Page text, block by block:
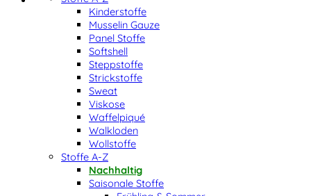
Kinderstoffe
Musselin Gauze
Panel Stoffe
Softshell
Steppstoffe
Strickstoffe
Sweat
Viskose
Waffelpiqué
Walkloden
Wollstoffe
Stoffe A-Z
Nachhaltig
Saisonale Stoffe